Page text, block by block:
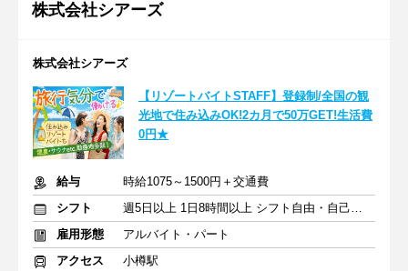
株式会社シアーズ
株式会社シアーズ
【リゾートバイトSTAFF】登録制/全国の観
光地で住み込みOK!2カ月で50万GET!生活費
0円★
給与
時給1075～1500円＋交通費
シフト
週5日以上 1日8時間以上 シフト自由・自己申告
雇用形態
アルバイト・パート
アクセス
小樽駅